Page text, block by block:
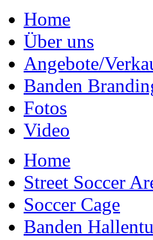
Home
Über uns
Angebote/
Banden
Fotos
Video
Home
Street Soccer
Soccer Cage
Banden